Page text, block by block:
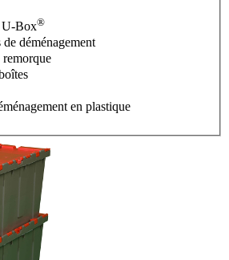
U-Box®
de déménagement
remorque
en plastique